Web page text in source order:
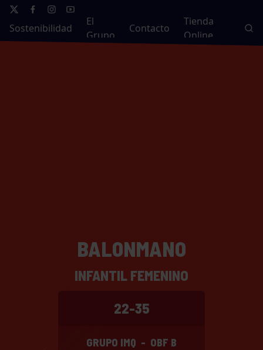
Sostenibilidad
El
Grupo
Contacto
Tienda
Online
BALONMANO
INFANTIL FEMENINO
22-35
GRUPO IMQ - OBF B